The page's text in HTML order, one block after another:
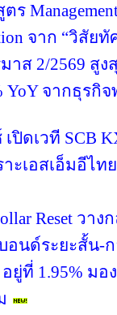
จาก “วิสัย
มาส 2/2569
YoY จากธุรกิ
ดเวที SCB
ะเอสเอ็มอีไ
Reset วา
นด์ระยะสั้น-
ยู่ที่ 1.95% ม